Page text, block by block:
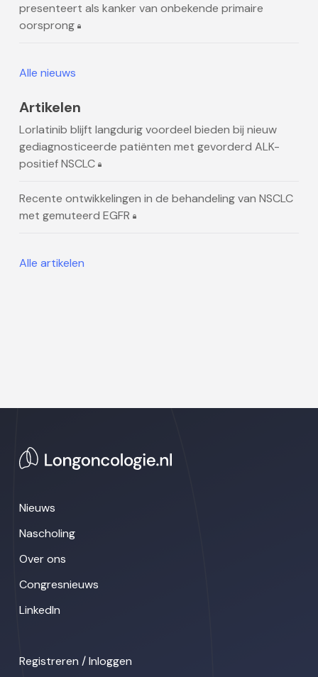
presenteert als kanker van onbekende primaire
oorsprong
Alle nieuws
Artikelen
Lorlatinib blijft langdurig voordeel bieden bij nieuw
gediagnosticeerde patiënten met gevorderd ALK-
positief NSCLC
Recente ontwikkelingen in de behandeling van NSCLC
met gemuteerd EGFR
Alle artikelen
Nieuws
Nascholing
Over ons
Congresnieuws
LinkedIn
Registreren / Inloggen